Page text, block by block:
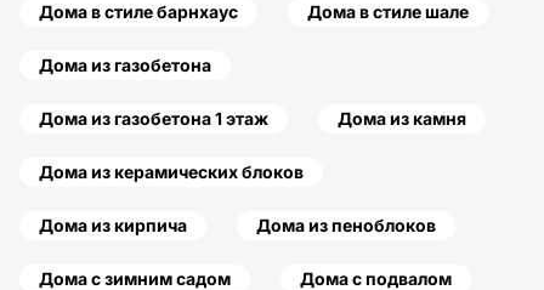
Дома в стиле барнхаус Дома в стиле шале
Дома из газобетона
Дома из газобетона 1 этаж Дома из камня
Дома из керамических блоков
Дома из кирпича Дома из пеноблоков
Дома с зимним садом Дома с подвалом